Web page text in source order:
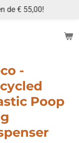
de € 55,00!
-
Poop